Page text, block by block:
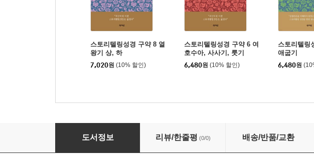
스토리텔링성경 구약 8 열
왕기 상, 하
7,020원 (10% 할인)
스토리텔링성경 구약 6 여
호수아, 사사기, 룻기
6,480원 (10% 할인)
스토리텔링
애굽기
6,480원
스토리텔링성경 구약 9 역대 상, 하
도서정보 리뷰/한줄평 (0/0) 배송/반품/교환